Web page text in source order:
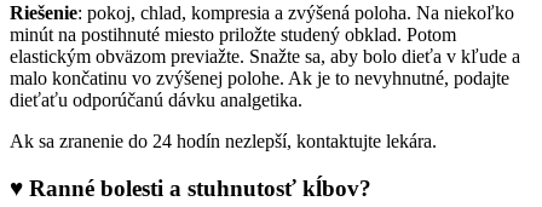
Riešenie: pokoj, chlad, kompresia a zvýšená poloha. Na niekoľko
minút na postihnuté miesto priložte studený obklad. Potom
elastickým obväzom previažte. Snažte sa, aby bolo dieťa v kľude a
malo končatinu vo zvýšenej polohe. Ak je to nevyhnutné, podajte
dieťaťu odporúčanú dávku analgetika.
Ak sa zranenie do 24 hodín nezlepší, kontaktujte lekára.
♥ Ranné bolesti a stuhnutosť kĺbov?